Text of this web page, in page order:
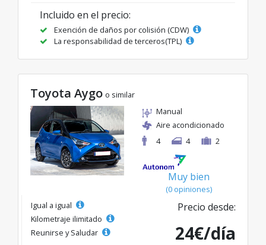
Incluido en el precio:
Exención de daños por colisión (CDW)
La responsabilidad de terceros(TPL)
Toyota Aygo o similar
Manual
Aire acondicionado
4
4 2
Muy bien
(0 opiniones)
Igual a igual
Kilometraje ilimitado
Reunirse y Saludar
Precio desde:
24€/día